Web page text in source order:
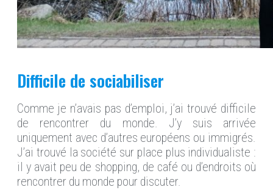
Difficile de sociabiliser
Comme je n’avais pas d’emploi, j’ai trouvé difficile
de rencontrer du monde. J’y suis arrivée
uniquement avec d’autres européens ou immigrés.
J’ai trouvé la société sur place plus individualiste :
il y avait peu de shopping, de café ou d’endroits où
rencontrer du monde pour discuter.